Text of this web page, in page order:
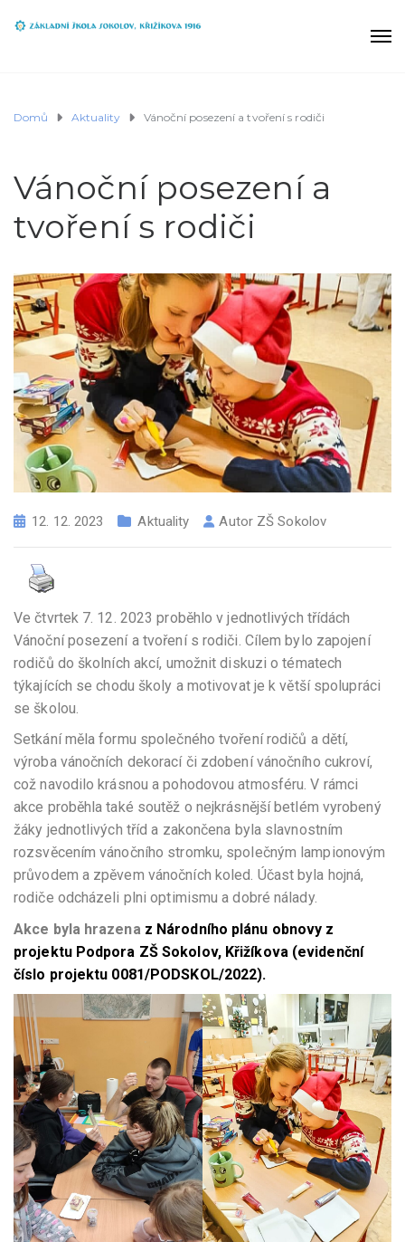
Domů Aktuality Vánoční posezení a tvoření s rodiči
Vánoční posezení a
tvoření s rodiči
12. 12. 2023 Aktuality Autor ZŠ Sokolov
Ve čtvrtek 7. 12. 2023 proběhlo v jednotlivých třídách
Vánoční posezení a tvoření s rodiči. Cílem bylo zapojení
rodičů do školních akcí, umožnit diskuzi o tématech
týkajících se chodu školy a motivovat je k větší spolupráci
se školou.
Setkání měla formu společného tvoření rodičů a dětí,
výroba vánočních dekorací či zdobení vánočního cukroví,
což navodilo krásnou a pohodovou atmosféru. V rámci
akce proběhla také soutěž o nejkrásnější betlém vyrobený
žáky jednotlivých tříd a zakončena byla slavnostním
rozsvěcením vánočního stromku, společným lampionovým
průvodem a zpěvem vánočních koled. Účast byla hojná,
rodiče odcházeli plni optimismu a dobré nálady.
Akce byla hrazena z Národního plánu obnovy z
projektu Podpora ZŠ Sokolov, Křižíkova (evidenční
číslo projektu 0081/PODSKOL/2022).